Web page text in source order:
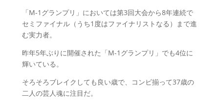
「M-1グランプリ」においては第3回大会から8年連続で
セミファイナル（うち1度はファイナリストなる）まで進
む実力者。
昨年5年ぶりに開催された「M-1グランプリ」でも4位に
輝いている。
そろそろブレイクしても良い歳で、コンビ揃って37歳の
二人の芸人魂に注目だ。